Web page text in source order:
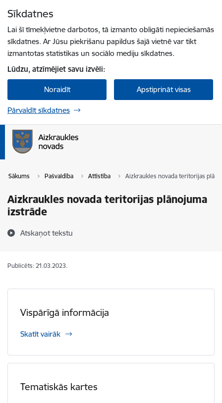
Sīkdatnes
Lai šī tīmekļvietne darbotos, tā izmanto obligāti nepieciešamās
sīkdatnes. Ar Jūsu piekrišanu papildus šajā vietnē var tikt
izmantotas statistikas un sociālo mediju sīkdatnes.
Lūdzu, atzīmējiet savu izvēli:
Noraidīt Apstiprināt visas
Pārvaldīt sīkdatnes
Sākums Pašvaldība Attīstība Aizkraukles novada teritorijas
Aizkraukles novada teritorijas plānojuma
izstrāde
Atskaņot tekstu
Publicēts: 21.03.2023.
Vispārīgā informācija
Skatīt vairāk
Tematiskās kartes